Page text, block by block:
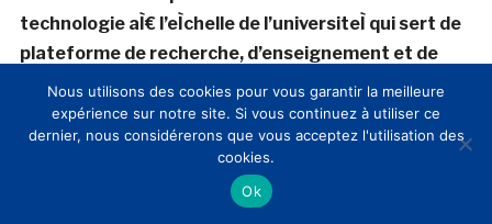
FondeÌe en 2013, Iconem est une startup innovante
speÌcialiseÌe dans la numeÌrisation en 3D de sites du
d’archeÌologues, architectes et speÌcialistes de la
creÌation numeÌrique dirigeÌ par Yves Ubelman qui est
exposition Venise ReÌveÌleÌe
preÌsenteÌ aÌ€ l’ouverture du Grand Palais Immersif
Nous utilisons des cookies pour vous garantir la meilleure
expérience sur notre site. Si vous continuez à utiliser ce
dernier, nous considérerons que vous acceptez l'utilisation des
cookies.
Ok